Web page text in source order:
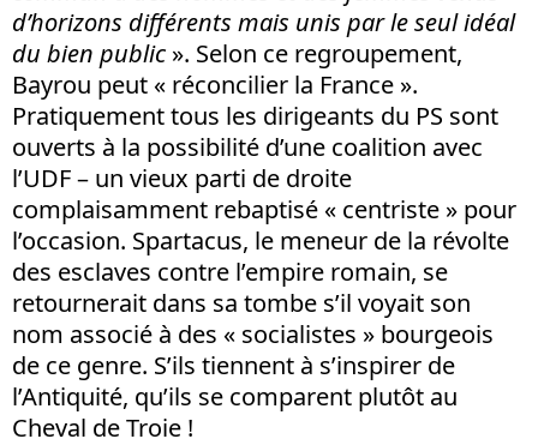
d’horizons différents mais unis par le seul idéal
du bien public ». Selon ce regroupement,
Bayrou peut « réconcilier la France ».
Pratiquement tous les dirigeants du PS sont
ouverts à la possibilité d’une coalition avec
l’UDF – un vieux parti de droite
complaisamment rebaptisé « centriste » pour
l’occasion. Spartacus, le meneur de la révolte
des esclaves contre l’empire romain, se
retournerait dans sa tombe s’il voyait son
nom associé à des « socialistes » bourgeois
de ce genre. S’ils tiennent à s’inspirer de
l’Antiquité, qu’ils se comparent plutôt au
Cheval de Troie !